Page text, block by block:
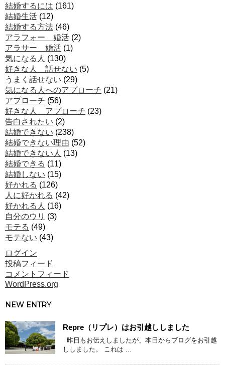
結婚するには (161)
結婚生活 (12)
結婚する方法 (46)
アラフォー 婚活 (2)
アラサー 婚活 (1)
気になる人 (130)
好きな人 話せない (5)
うまく話せない (29)
気になる人へのアプローチ (21)
アプローチ (56)
好きな人 アプローチ (23)
告白されたい (2)
結婚できない (238)
結婚できない理由 (52)
結婚できない人 (13)
結婚できる (11)
結婚しない (15)
好かれる (126)
人に好かれる (42)
好かれる人 (16)
自分のウリ (3)
モテる (49)
モテない (43)
ログイン
投稿フィード
コメントフィード
WordPress.org
NEW ENTRY
Repre（リプレ）はお引越ししました
昨日もお伝えしましたが、本日からブログをお引越
ししました。 これは ...